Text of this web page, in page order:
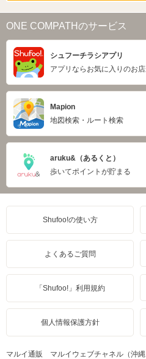
ONE COMPATHのサービス
シュフーチラシアプリ
アプリならお気に入りのお
Mapion
地図検索・ルート検索
aruku&（あるくと）
歩いてポイントが貯まる
Shufoo!の使い方
よくあるご質問
「Shufoo!」利用規約
個人情報保護方針
マルイ通販 マルイウェブチャネル（沖